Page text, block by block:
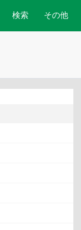
検索 その他